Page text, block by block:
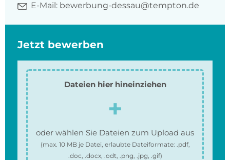
E-Mail: bewerbung-dessau@tempton.de
Jetzt bewerben
Dateien hier hineinziehen
oder wählen Sie Dateien zum Upload aus
(max. 10 MBje Datei, erlaubte Dateiformate: .pdf,
.doc, .docx, .odt, .png, .jpg, .gif)